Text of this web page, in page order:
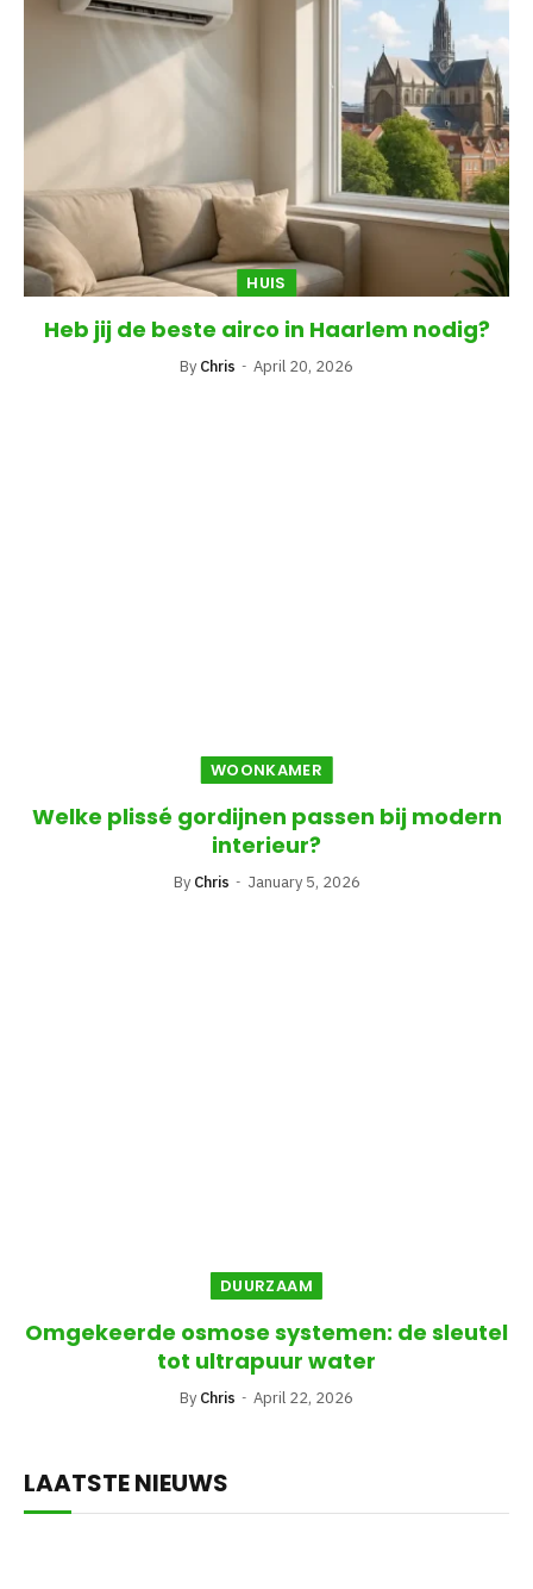
HUIS
Heb jij de beste airco in Haarlem nodig?
By Chris April 20, 2026
WOONKAMER
Welke plissé gordijnen passen bij modern
interieur?
By Chris January 5, 2026
DUURZAAM
Omgekeerde osmose systemen: de sleutel
tot ultrapuur water
By Chris April 22, 2026
LAATSTE NIEUWS